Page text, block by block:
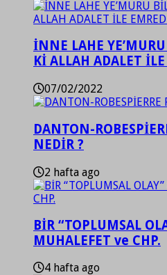
İNNE LAHE
Kİ ALLAH ADALET
07/02/2022
DANTON-
NEDİR ?
2 hafta ago
BİR “TOPLUMSAL
MUHALEFET ve CHP.
4 hafta ago